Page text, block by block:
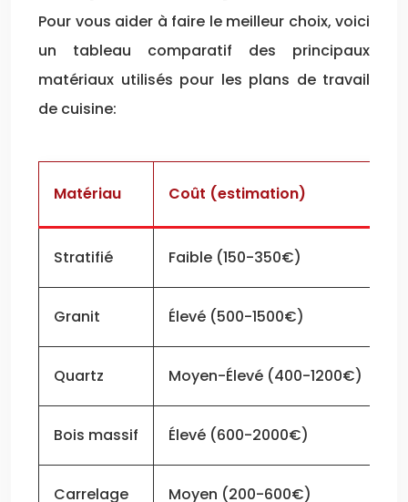
Pour vous aider à faire le meilleur choix, voici
un tableau comparatif des principaux
matériaux utilisés pour les plans de travail
de cuisine:
Matériau Coût (estimation)
Stratifié Faible (150-350€)
Granit Élevé (500-1500€)
Quartz Moyen-Élevé (400-1200€)
Bois massif Élevé (600-2000€)
Carrelage Moyen (200-600€)